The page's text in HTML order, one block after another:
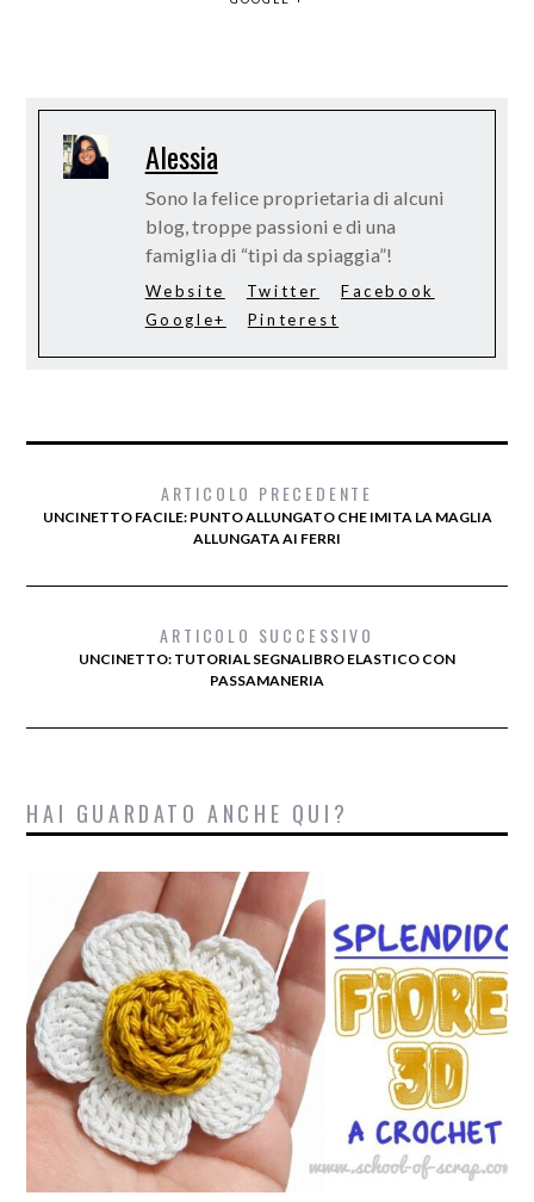
Alessia
Sono la felice proprietaria di alcuni
blog, troppe passioni e di una
famiglia di “tipi da spiaggia”!
Website Twitter
Facebook
Google+
Pinterest
ARTICOLO PRECEDENTE
UNCINETTO FACILE: PUNTO ALLUNGATO CHE IMITA LA MAGLIA
ALLUNGATA AI FERRI
ARTICOLO SUCCESSIVO
UNCINETTO: TUTORIAL SEGNALIBRO ELASTICO CON
PASSAMANERIA
HAI GUARDATO ANCHE QUI?